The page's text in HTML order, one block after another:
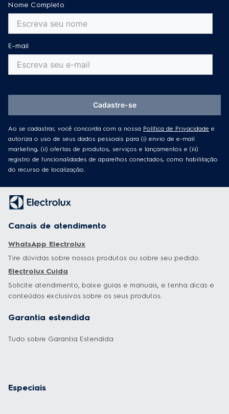
Nome Completo
E-mail
Ao se cadastrar, você concorda com a nossa Política de Privacidade e
autoriza o uso de seus dados pessoais para (i) envio de e-mail
marketing, (ii) ofertas de produtos, serviços e lançamentos e (iii)
registro de funcionalidades de aparelhos conectados, como habilitação
do recurso de localização.
Cadastre-se
Canais de atendimento
WhatsApp Electrolux
Tire dúvidas sobre nossos produtos ou sobre seu pedido.
Electrolux Cuida
Solicite atendimento, baixe guias e manuais, e tenha dicas e
conteúdos exclusivos sobre os seus produtos.
Garantia estendida
Tudo sobre Garantia Estendida
Especiais